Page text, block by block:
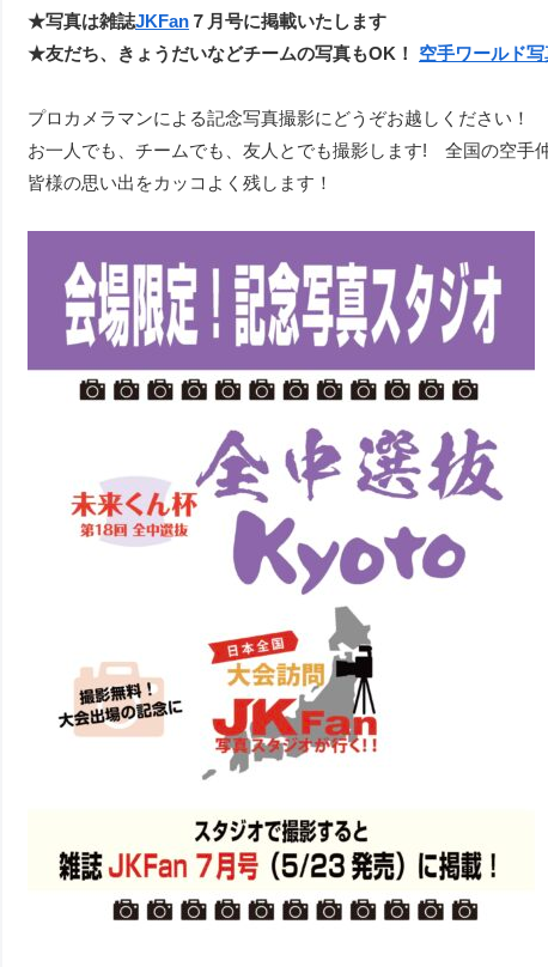
★写真は雑誌JKFan ７月号に掲載いたします
★友だち、きょうだいなどチームの写真もOK！ 空手ワールド
プロカメラマンによる記念写真撮影にどうぞお越しください！
お一人でも、チームでも、友人とでも撮影します! 全国の空手
皆様の思い出をカッコよく残します！